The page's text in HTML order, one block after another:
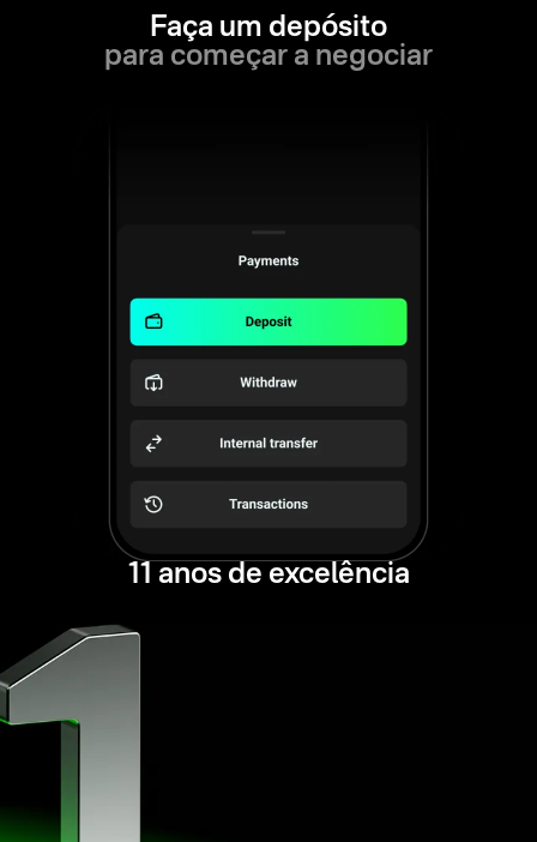
Faça um depósito
para começar a negociar
11 anos de excelência